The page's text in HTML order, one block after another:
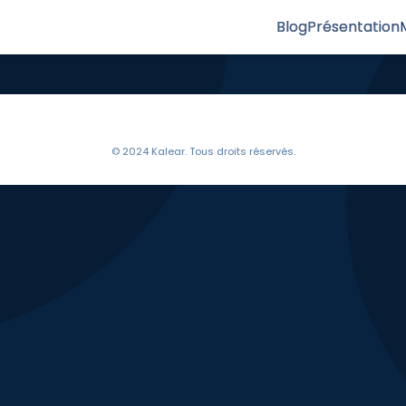
BlogPrésentation
© 2024 Kalear. Tous droits réservés.